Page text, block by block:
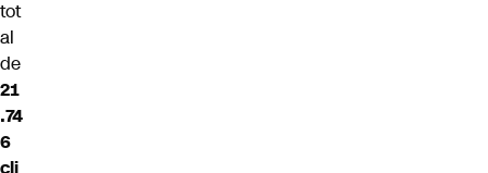
tot
al
de
21
.74
6
cli